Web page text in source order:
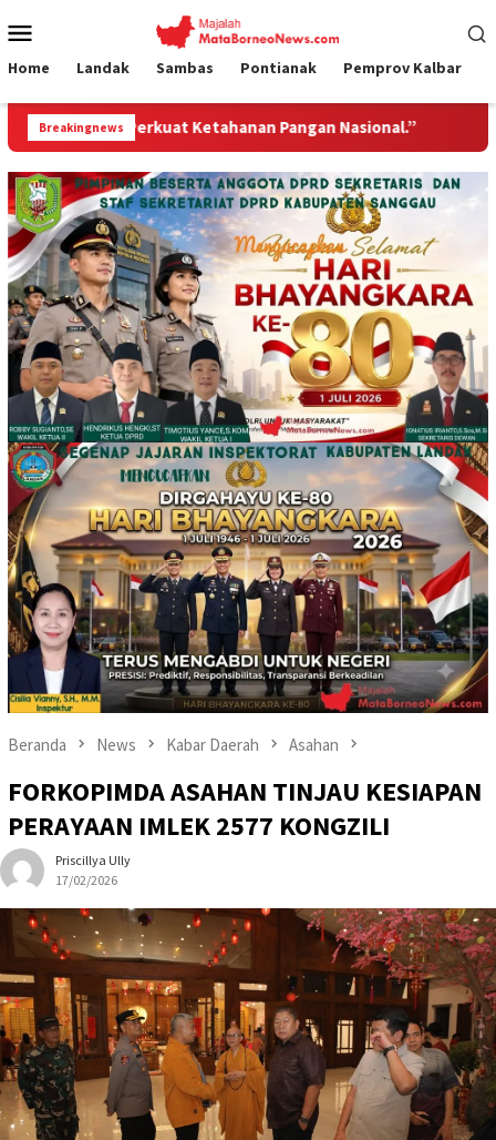
ke
Mobile
Home Landak Sambas Pontianak Pemprov Kalbar
Breakingnews
Pangan Nasional.” Jembatan Gantung Garuda
Beranda News Kabar Daerah Asahan
FORKOPIMDA ASAHAN TINJAU KESIAPAN
PERAYAAN IMLEK 2577 KONGZILI
Priscillya Ully
17/02/2026